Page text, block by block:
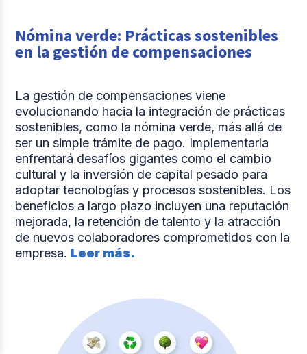
Nómina verde: Prácticas sostenibles
en la gestión de compensaciones
La gestión de compensaciones viene
evolucionando hacia la integración de prácticas
sostenibles, como la nómina verde, más allá de
ser un simple trámite de pago. Implementarla
enfrentará desafíos gigantes como el cambio
cultural y la inversión de capital pesado para
adoptar tecnologías y procesos sostenibles. Los
beneficios a largo plazo incluyen una reputación
mejorada, la retención de talento y la atracción
de nuevos colaboradores comprometidos con la
empresa. Leer más.